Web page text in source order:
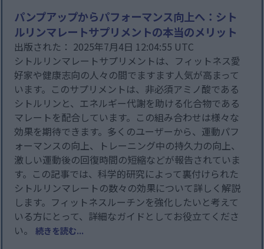
パンプアップからパフォーマンス向上へ：シト
ルリンマレートサプリメントの本当のメリット
出版された： 2025年7月4日 12:04:55 UTC
シトルリンマレートサプリメントは、フィットネス愛
好家や健康志向の人々の間でますます人気が高まって
います。このサプリメントは、非必須アミノ酸である
シトルリンと、エネルギー代謝を助ける化合物である
マレートを配合しています。この組み合わせは様々な
効果を期待できます。多くのユーザーから、運動パフ
ォーマンスの向上、トレーニング中の持久力の向上、
激しい運動後の回復時間の短縮などが報告されていま
す。この記事では、科学的研究によって裏付けられた
シトルリンマレートの数々の効果について詳しく解説
します。フィットネスルーチンを強化したいと考えて
いる方にとって、詳細なガイドとしてお役立てくださ
い。続きを読む...